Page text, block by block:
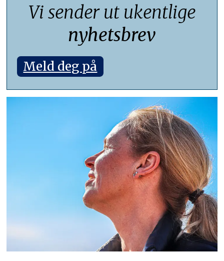
Vi sender ut ukentlige
nyhetsbrev
Meld deg på